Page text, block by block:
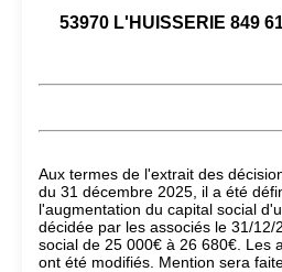
53970 L'HUISSERIE 849
Aux termes de l'extrait des
du 31 décembre 2025, il a été
l'augmentation du capital social
décidée par les associés le 31/
social de 25 000€ à 26 680€. Les
ont été modifiés. Mention sera faite